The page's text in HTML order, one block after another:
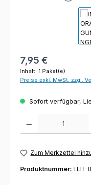
Regulärer Preis:
7,95 €
Inhalt: 1 Paket(e)
Preise exkl. MwSt. zzgl.
Sofort verfügbar,
Zum Merkzettel
Produktnummer: ELH-